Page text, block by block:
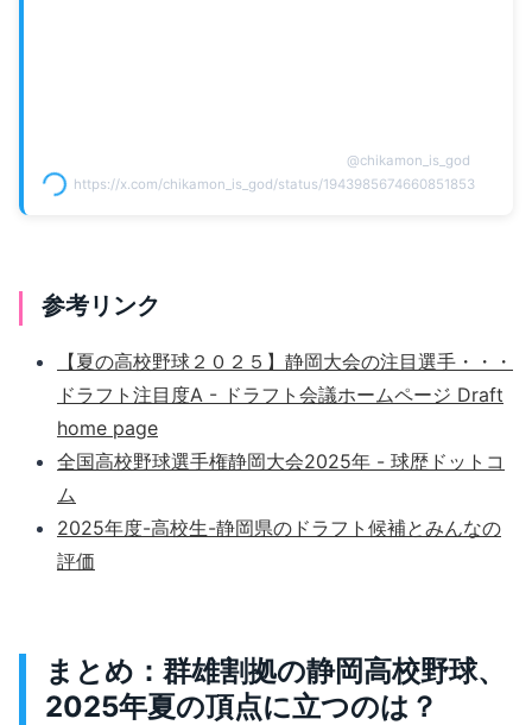
@chikamon_is_god
https://x.com/chikamon_is_god/status/1943985674660851853
参考リンク
【夏の高校野球２０２５】静岡大会の注目選手・・・
ドラフト注目度A - ドラフト会議ホームページ Draft
home page
全国高校野球選手権静岡大会2025年 - 球歴ドットコ
ム
2025年度-高校生-静岡県のドラフト候補とみんなの
評価
まとめ：群雄割拠の静岡高校野球、
2025年夏の頂点に立つのは？